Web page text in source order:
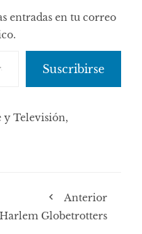
entradas en tu correo
Suscribirse
y Televisión,
Anterior
Globetrotters